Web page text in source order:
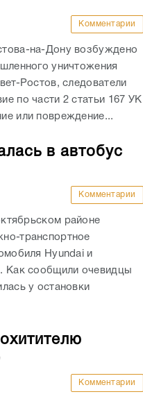
Комментарии
на-Дону возбуждено
уничтожения
Ростов, следователи
по части 2 статьи 167 УК
или повреждение...
в автобус
Комментарии
районе
транспортное
Hyundai и
Как сообщили очевидцы
у остановки
Комментарии